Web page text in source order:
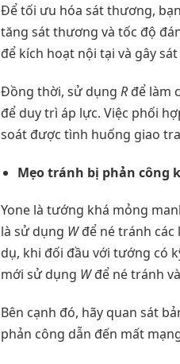
Để tối ưu hóa sát thương,
tăng sát thương và tốc độ
để kích hoạt nội tại và gây
Đồng thời, sử dụng R để làm
để duy trì áp lực. Việc phối
soát được tình huống giao
Mẹo tránh bị phản công
Yone là tướng khá mỏng
là sử dụng Wđể né tránh các
dụ, khi đối đầu với tướng có
mới sử dụng Wđể né tránh
Bên cạnh đó, hãy quan sát
phản công dẫn đến mất